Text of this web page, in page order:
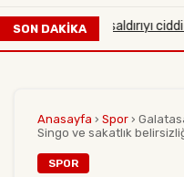
SON DAKİKA
çaplı bir saldırıyı ciddi olarak
Anasayfa › Spor ›
Singo ve sakatlık
SPOR